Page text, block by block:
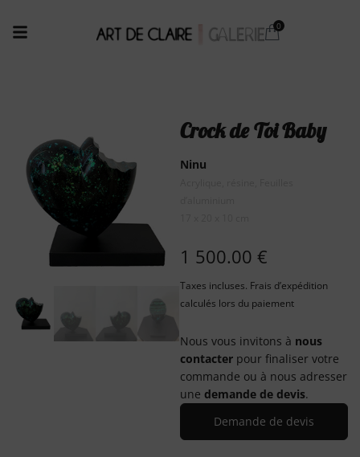
Crock de Toi Baby
Ninu
1 500.00 €
Taxes incluses. Frais d’expédition
calculés lors du paiement
Nous vous invitons à nous
contacter pour finaliser votre
commande ou à nous adresser
une demande de devis.
Demande de devis